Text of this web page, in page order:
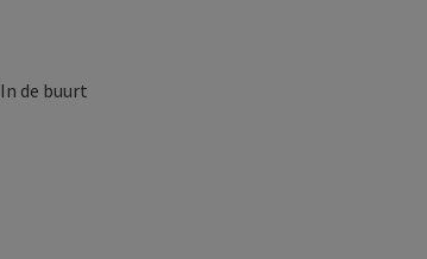
In de buurt